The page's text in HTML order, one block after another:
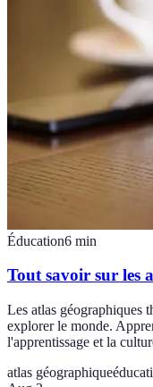
Éducation6 min
Tout savoir sur les
Les atlas géographiques
explorer le monde.
l'apprentissage et la
atlas géographique